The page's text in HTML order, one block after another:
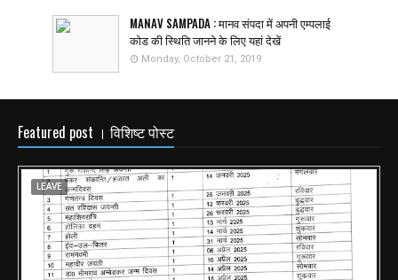
MANAV SAMPADA : मानव संपदा में अपनी एम्पलाई
कोड की स्थिति जानने के लिए यहां देखें
Monday, October 21, 2019
Featured post । विशिष्ट पोस्ट
LEAVE